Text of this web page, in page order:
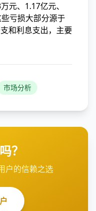
元、1.17亿元、
亏损大部分源于
和利息支出，主要
市场分析
？
户的信赖之选